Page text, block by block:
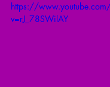
https://
v=rJ_78SWilAY